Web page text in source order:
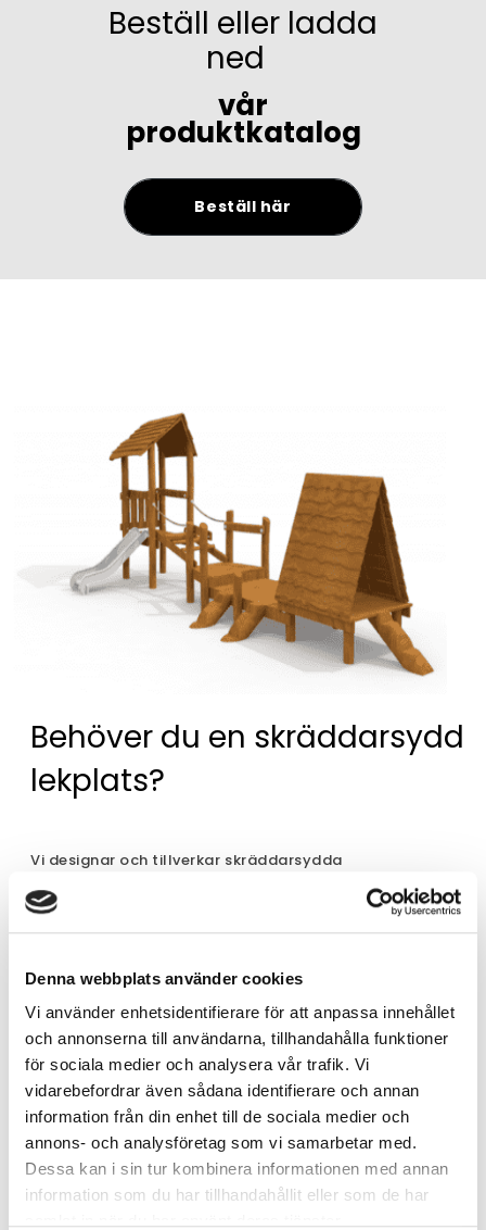
Denna webbplats använder cookies
Vi använder enhetsidentifierare för att anpassa innehållet
och annonserna till användarna, tillhandahålla funktioner
för sociala medier och analysera vår trafik. Vi
vidarebefordrar även sådana identifierare och annan
information från din enhet till de sociala medier och
annons- och analysföretag som vi samarbetar med.
Dessa kan i sin tur kombinera informationen med annan
information som du har tillhandahållit eller som de har
Beställ eller ladda
ned
vår
produktkatalog
Beställ här
Behöver du en skräddarsydd
lekplats?
Vi designar och tillverkar skräddarsydda
lekplatsprojekt. Kontakta oss!